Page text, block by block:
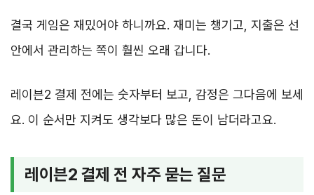
결국 게임은 재밌어야 하니까요. 재미는 챙기고, 지출은 선
안에서 관리하는 쪽이 훨씬 오래 갑니다.
레이븐2 결제 전에는 숫자부터 보고, 감정은 그다음에 보세
요. 이 순서만 지켜도 생각보다 많은 돈이 남더라고요.
레이븐2 결제 전 자주 묻는 질문